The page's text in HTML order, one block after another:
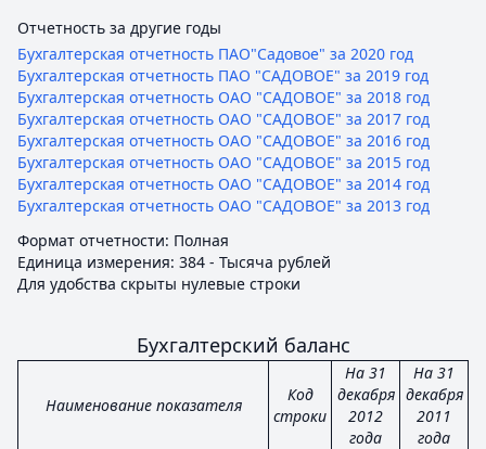
Отчетность за другие годы
Бухгалтерская отчетность ПАО"Садовое" за 2020 год
Бухгалтерская отчетность ПАО "САДОВОЕ" за 2019 год
Бухгалтерская отчетность ОАО "САДОВОЕ" за 2018 год
Бухгалтерская отчетность ОАО "САДОВОЕ" за 2017 год
Бухгалтерская отчетность ОАО "САДОВОЕ" за 2016 год
Бухгалтерская отчетность ОАО "САДОВОЕ" за 2015 год
Бухгалтерская отчетность ОАО "САДОВОЕ" за 2014 год
Бухгалтерская отчетность ОАО "САДОВОЕ" за 2013 год
Формат отчетности: Полная
Единица измерения: 384 - Тысяча рублей
Для удобства скрыты нулевые строки
Бухгалтерский баланс
Наименование показателя
Код
строки
На 31
декабря
2012
года
На 31
декабря
2011
года